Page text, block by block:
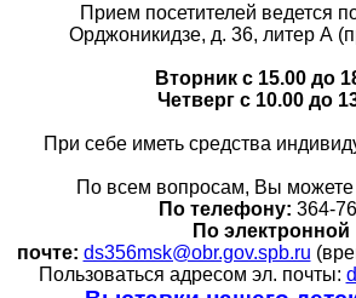
Прием посетителей ведется
Орджоникидзе, д. 36, литер А
Вторник с 15.00 до
Четверг с 10.00 до
При себе иметь средства
По всем вопросам, Вы можете
По телефону: 364-
По электронной
почте: ds356msk@obr.gov.spb.ru
Пользоваться адресом эл. почты: